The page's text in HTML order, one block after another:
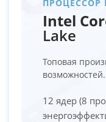
ПРОЦЕССОР
Intel
Lake
Топовая
возможностей.
12 ядер (8